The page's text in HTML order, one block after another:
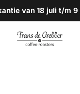
van 18 juli t/m
Frans de Grebber